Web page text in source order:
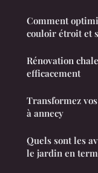
Comment
couloir étroit et
Rénovation
efficacement
Transformez
à annecy
Quels sont les
le jardin en